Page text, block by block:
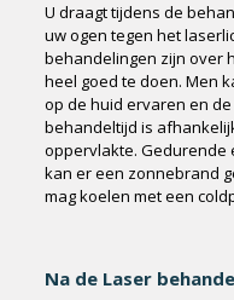
U draagt tijdens de
uw ogen tegen het
behandelingen zijn over
heel goed te doen. Men
op de huid ervaren en
behandeltijd is
oppervlakte. Gedurende
kan er een zonnebrand
mag koelen met een
Na de Laser